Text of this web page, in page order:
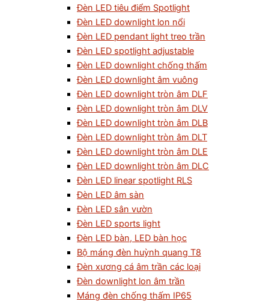
Đèn LED tiêu điểm Spotlight
Đèn LED downlight lon nổi
Đèn LED pendant light treo trần
Đèn LED spotlight adjustable
Đèn LED downlight chống thấm
Đèn LED downlight âm vuông
Đèn LED downlight tròn âm DLF
Đèn LED downlight tròn âm DLV
Đèn LED downlight tròn âm DLB
Đèn LED downlight tròn âm DLT
Đèn LED downlight tròn âm DLE
Đèn LED downlight tròn âm DLC
Đèn LED linear spotlight RLS
Đèn LED âm sàn
Đèn LED sân vườn
Đèn LED sports light
Đèn LED bàn, LED bàn học
Bộ máng đèn huỳnh quang T8
Đèn xương cá âm trần các loại
Đèn downlight lon âm trần
Máng đèn chống thấm IP65